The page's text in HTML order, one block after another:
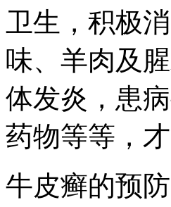
卫生，积极
味、羊肉及
体发炎，患
药物等等，
牛皮癣的预